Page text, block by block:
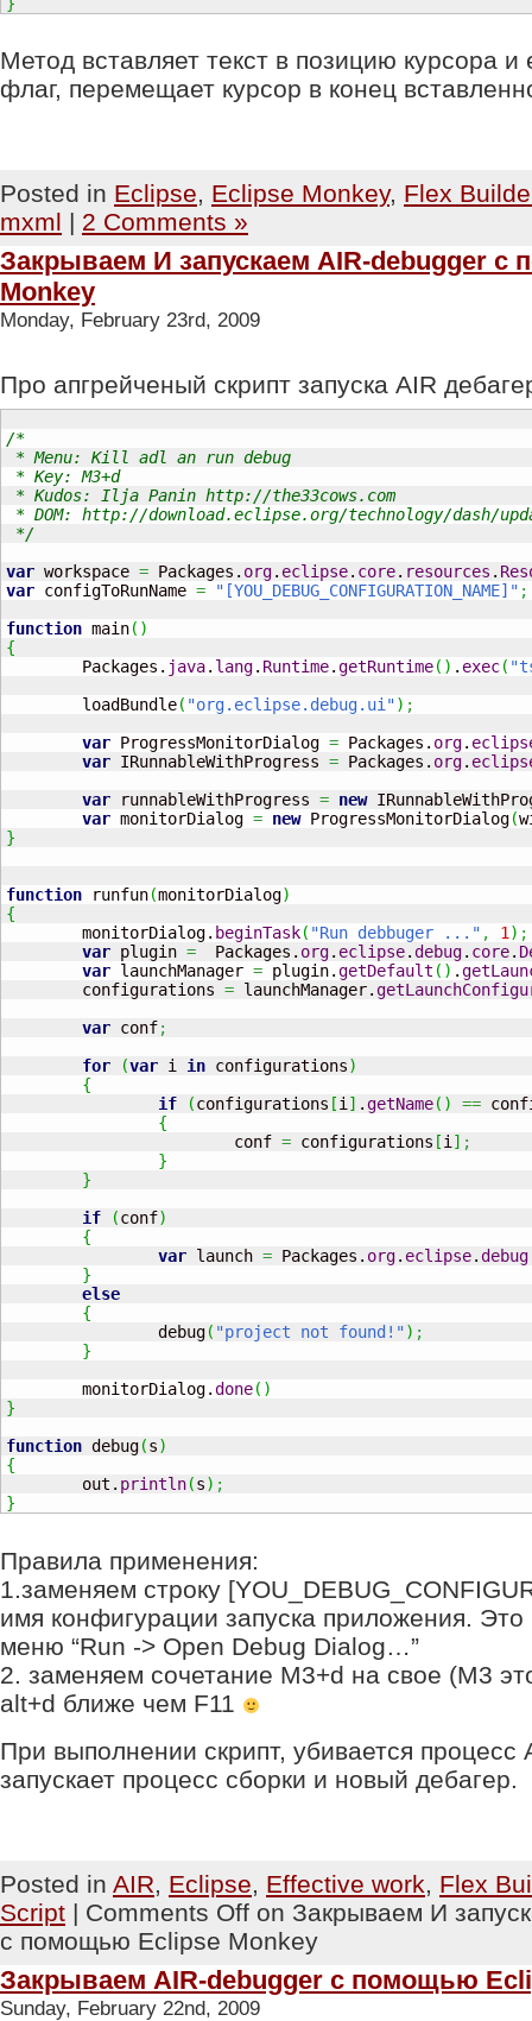
Метод вставляет текст в позицию курсора и
флаг, перемещает курсор в конец
Posted in Eclipse, Eclipse Monkey, Flex
mxml | 2 Comments »
Закрываем И запускаем AIR-debugger
Monkey
Monday, February 23rd, 2009
Про апгрейченый скрипт запуска AIR
/*
* Menu: Kill adl an run debug
* Key: M3+d
* Kudos: Ilja Panin http://the33cows.com
* DOM: http://download.eclipse.org/technology/dash/
*/
var workspace = Packages. org. eclipse. core. resources .
var configToRunName = "[YOU_DEBUG_CONFIGURATION_NAME]" ;
function main( )
{
Packages. java. lang. Runtime.getRuntime( ) . exec(
	loadBundle
( "org.eclipse.debug.ui") ;
var ProgressMonitorDialog = Packages. org.
var IRunnableWithProgress = Packages. org.
var runnableWithProgress = new
var monitorDialog = new ProgressMonitorDialog(
}
function runfun(monitorDialog)
{
monitorDialog. beginTask( "Run debbuger ..." , 1 ) ;
var plugin =
  Packages.
org. eclipse.debug. core.
var launchManager = plugin.getDefault ( ) .
	configurations
= launchManager.
var conf;
for
(var i in configurations)
{
if
(configurations [i ] .getName( ) ==
{
			conf
= configurations [i ] ;
}
}
if
(conf)
{
var launch = Packages. org. eclipse.debug
}
else
{
		debug
( "project not found!") ;
}
	monitorDialog.
done( )
}
function debug(s)
{
out. println(s) ;
}
Правила применения:
1.заменяем строку
имя конфигурации запуска приложения.
меню “Run -> Open Debug Dialog…”
2. заменяем сочетание M3+d на свое (M3
alt+d ближе чем F11
При выполнении скрипт, убивается процесс
запускает процесс сборки и новый дебагер.
Posted in AIR Eclipse Effective work
Flex
Script | Comments Off on Закрываем И
с помощью Eclipse Monkey
Закрываем AIR-debugger с помощью
Sunday, February 22nd, 2009